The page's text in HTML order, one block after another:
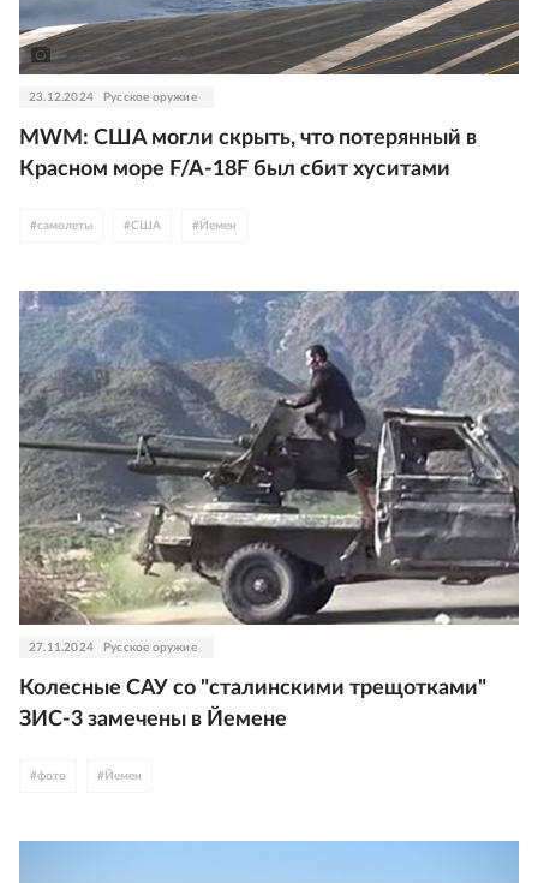
23.12.2024 Русское оружие
MWM: США могли скрыть, что потерянный в
Красном море F/A-18F был сбит хуситами
#самолеты #США # Йемен
27.11.2024 Русское оружие
Колесные САУ со "сталинскими трещотками"
ЗИС-3 замечены в Йемене
#фото # Йемен